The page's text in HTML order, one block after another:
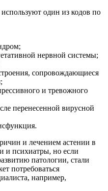
один из кодов по
нервной системы;
сопровождающиеся
и тревожного
перенесенной вирусной
и лечением астении в
и психиатры, но если
патологии, стали
потребоваться
например,